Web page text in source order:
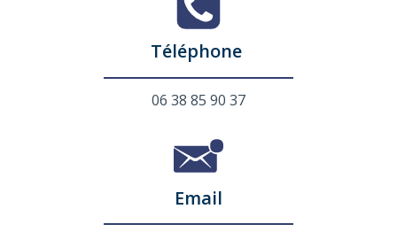
Téléphone
06 38 85 90 37
Email